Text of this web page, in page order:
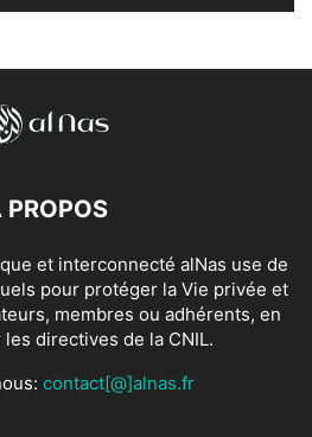
PROPOS
et interconnecté alNas use de
pour protéger la Vie privée et
membres ou adhérents, en
les directives de la CNIL.
contact[@]alnas.fr